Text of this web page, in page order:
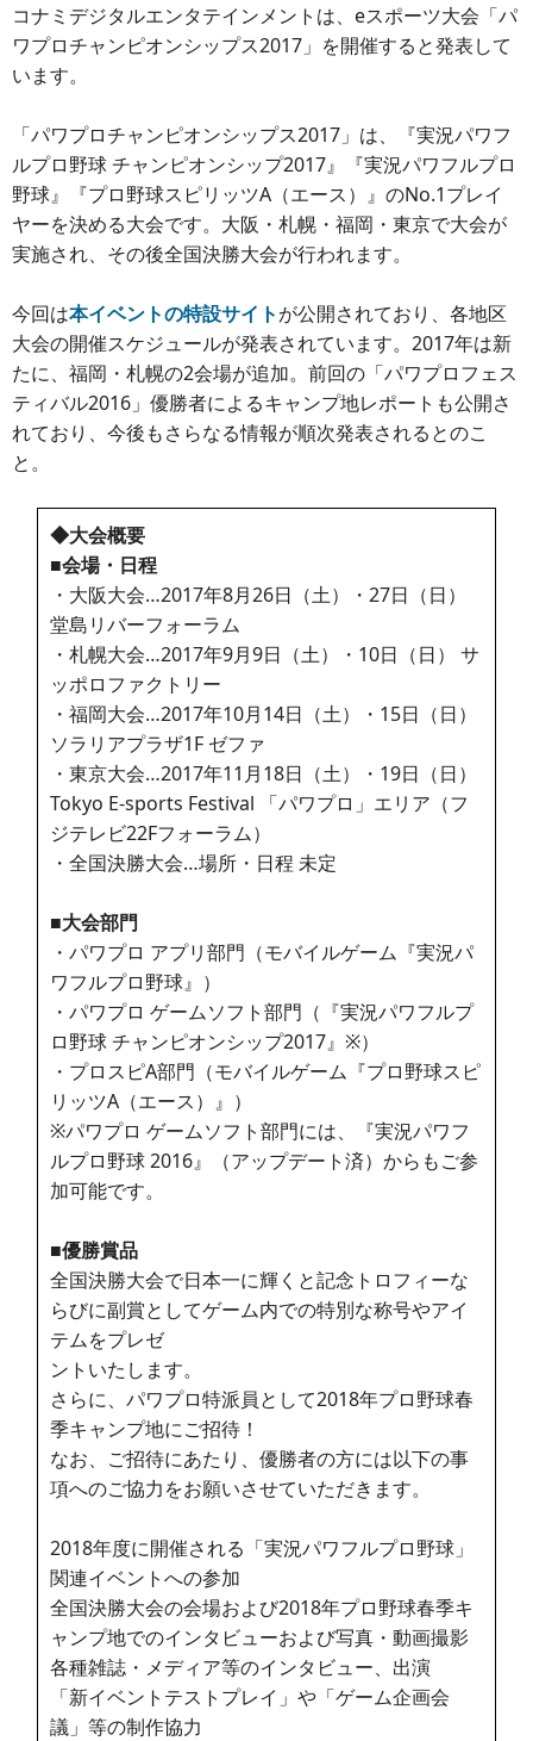
コナミデジタルエンタテインメントは、eスポーツ大会「パ
ワプロチャンピオンシップス2017」を開催すると発表して
います。
「パワプロチャンピオンシップス2017」は、『実況パワフ
ルプロ野球 チャンピオンシップ2017』『実況パワフルプロ
野球』『プロ野球スピリッツA（エース）』のNo.1プレイ
ヤーを決める大会です。大阪・札幌・福岡・東京で大会が
実施され、その後全国決勝大会が行われます。
今回は本イベントの特設サイトが公開されており、各地区
大会の開催スケジュールが発表されています。2017年は新
たに、福岡・札幌の2会場が追加。前回の「パワプロフェス
ティバル2016」優勝者によるキャンプ地レポートも公開さ
れており、今後もさらなる情報が順次発表されるとのこ
と。
◆大会概要
■会場・日程
・大阪大会…2017年8月26日（土）・27日（日）
堂島リバーフォーラム
・札幌大会…2017年9月9日（土）・10日（日） サ
ッポロファクトリー
・福岡大会…2017年10月14日（土）・15日（日）
ソラリアプラザ1F ゼファ
・東京大会…2017年11月18日（土）・19日（日）
Tokyo E-sports Festival 「パワプロ」エリア（フ
ジテレビ22Fフォーラム）
・全国決勝大会…場所・日程 未定
■大会部門
・パワプロ アプリ部門（モバイルゲーム『実況パ
ワフルプロ野球』）
・パワプロ ゲームソフト部門（『実況パワフルプ
ロ野球 チャンピオンシップ2017』※）
・プロスピA部門（モバイルゲーム『プロ野球スピ
リッツA（エース）』）
※パワプロ ゲームソフト部門には、『実況パワフ
ルプロ野球 2016』（アップデート済）からもご参
加可能です。
■優勝賞品
全国決勝大会で日本一に輝くと記念トロフィーな
らびに副賞としてゲーム内での特別な称号やアイ
テムをプレゼ
ントいたします。
さらに、パワプロ特派員として2018年プロ野球春
季キャンプ地にご招待！
なお、ご招待にあたり、優勝者の方には以下の事
項へのご協力をお願いさせていただきます。
2018年度に開催される「実況パワフルプロ野球」
関連イベントへの参加
全国決勝大会の会場および2018年プロ野球春季キ
ャンプ地でのインタビューおよび写真・動画撮影
各種雑誌・メディア等のインタビュー、出演
「新イベントテストプレイ」や「ゲーム企画会
議」等の制作協力